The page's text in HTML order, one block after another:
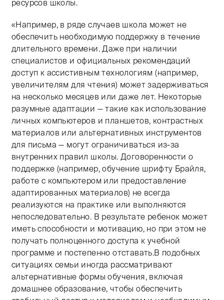
ресурсов школы.
«Например, в ряде случаев школа может не
обеспечить необходимую поддержку в течение
длительного времени. Даже при наличии
специалистов и официальных рекомендаций
доступ к ассистивным технологиям (например,
увеличителям для чтения) может задерживаться
на несколько месяцев или даже лет. Некоторые
разумные адаптации — такие как использование
личных компьютеров и планшетов, контрастных
материалов или альтернативных инструментов
для письма — могут ограничиваться из-за
внутренних правил школы. Договоренности о
поддержке (например, обучение шрифту Брайля,
работе с компьютером или предоставление
адаптированных материалов) не всегда
реализуются на практике или выполняются
непоследовательно. В результате ребенок может
иметь способности и мотивацию, но при этом не
получать полноценного доступа к учебной
программе и постепенно отставать.В подобных
ситуациях семьи иногда рассматривают
альтернативные формы обучения, включая
домашнее образование, чтобы обеспечить